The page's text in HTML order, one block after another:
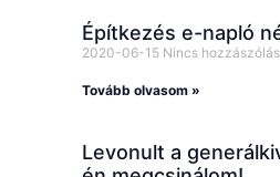
Építkezés e-napló
2020-06-15 Nincs hozzászólás
Tovább olvasom »
Levonult a